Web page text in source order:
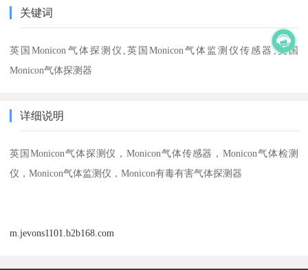
关键词
英国Monicon气体探测仪,英国Monicon气体监测仪传感器,英国
Monicon气体探测器
详细说明
英国Monicon气体探测仪，Monicon气体传感器，Monicon气体检测
仪，Monicon气体监测仪，Monicon有毒有害气体探测器
m.jevons1101.b2b168.com